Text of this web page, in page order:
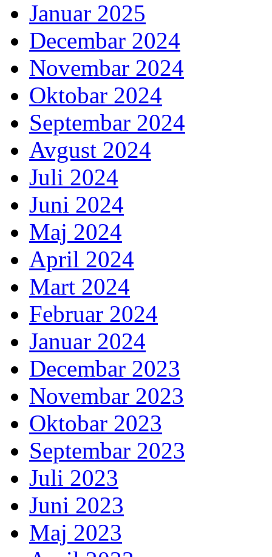
Januar 2025
Decembar 2024
Novembar 2024
Oktobar 2024
Septembar 2024
Avgust 2024
Juli 2024
Juni 2024
Maj 2024
April 2024
Mart 2024
Februar 2024
Januar 2024
Decembar 2023
Novembar 2023
Oktobar 2023
Septembar 2023
Juli 2023
Juni 2023
Maj 2023